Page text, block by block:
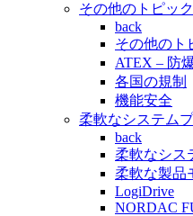
その他のトピック
back
その他のト
ATEX – 防
各国の規制
機能安全
柔軟なシステム
back
柔軟なシス
柔軟な製品
LogiDrive
NORDAC